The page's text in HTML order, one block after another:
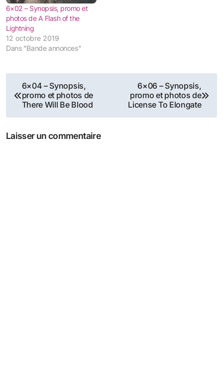
6×02 – Synopsis, promo et
photos de A Flash of the
Lightning
12 octobre 2019
Dans "Bande annonces"
Navigation
de
l’article
6×04 – Synopsis,
promo et photos de
There Will Be Blood
6×06 – Synopsis,
promo et photos de
License To Elongate
Laisser un commentaire